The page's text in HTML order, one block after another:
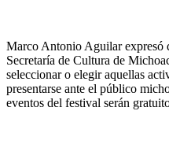
Marco Antonio Aguilar expresó
Secretaría de Cultura de
seleccionar o elegir aquellas
presentarse ante el público
eventos del festival serán